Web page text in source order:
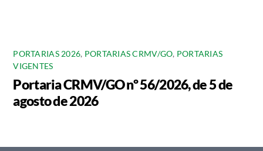
PORTARIAS 2026, PORTARIAS CRMV/GO, PORTARIAS
VIGENTES
Portaria CRMV/GO nº 56/2026, de 5 de
agosto de 2026